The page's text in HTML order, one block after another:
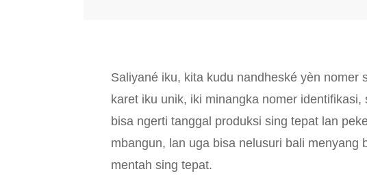
Saliyané iku, kita kudu nandheské yèn nomer
karet iku unik, iki minangka nomer identifikasi,
bisa ngerti tanggal produksi sing tepat lan
mbangun, lan uga bisa nelusuri bali menyang
mentah sing tepat.